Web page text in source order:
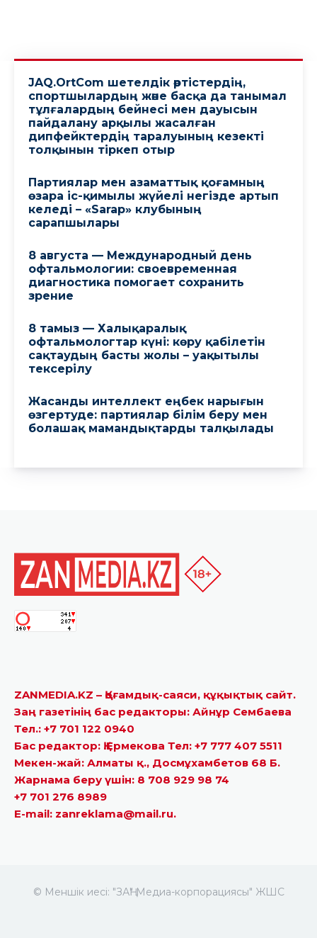
ZANMEDIA.KZ – Қоғамдық-саяси, құқықтық сайт.
Заң газетінің бас редакторы: Айнұр Сембаева
Тел.: +7 701 122 0940
Бас редактор: Қ.Ермекова Тел: +7 777 407 5511
Мекен-жай: Алматы қ., Досмұхамбетов 68 Б.
Жарнама беру үшін: 8 708 929 98 74
+7 701 276 8989
E-mail: zanreklama@mail.ru.
© Меншік иесі: "ЗАҢ" Медиа-корпорациясы" ЖШС